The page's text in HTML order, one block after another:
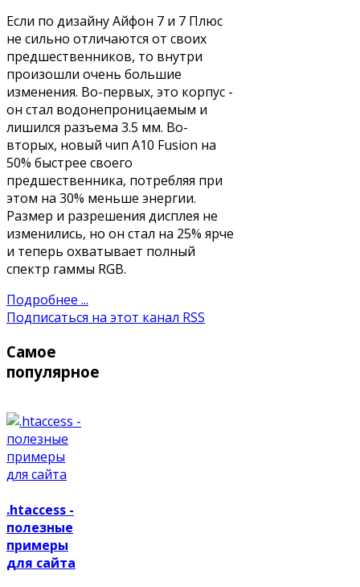
Если по дизайну Айфон 7 и 7 Плюс
не сильно отличаются от своих
предшественников, то внутри
произошли очень большие
изменения. Во-первых, это корпус -
он стал водонепроницаемым и
лишился разъема 3.5 мм. Во-
вторых, новый чип A10 Fusion на
50% быстрее своего
предшественника, потребляя при
этом на 30% меньше энергии.
Размер и разрешения дисплея не
изменились, но он стал на 25% ярче
и теперь охватывает полный
спектр гаммы RGB.
Подробнее ...
Подписаться на этот канал RSS
Самое
популярное
.htaccess -
полезные
примеры
для сайта